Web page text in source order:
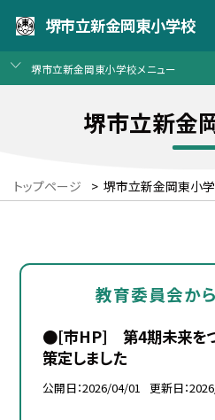
堺市立新金岡東小学校
堺市立新金岡東小学校メニュー
堺市立新金
トップページ > 堺市立新金岡東小
教育委員会か
●[市HP] 第4期未来をつ
策定しました
公開日 2026/04/01 更新日